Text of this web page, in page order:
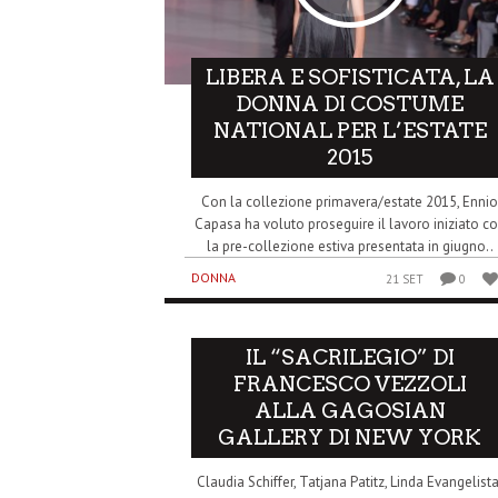
LIBERA E SOFISTICATA, LA
DONNA DI COSTUME
NATIONAL PER L’ESTATE
2015
Con la collezione primavera/estate 2015, Ennio
Capasa ha voluto proseguire il lavoro iniziato
la pre-collezione estiva presentata in giugno..
DONNA 21 SET 0
IL “SACRILEGIO” DI
FRANCESCO VEZZOLI
ALLA GAGOSIAN
GALLERY DI NEW YORK
Claudia Schiffer, Tatjana Patitz, Linda